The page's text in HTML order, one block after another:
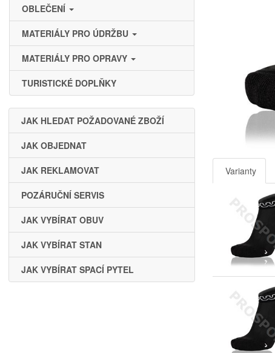
OBLEČENÍ
MATERIÁLY PRO ÚDRŽBU
MATERIÁLY PRO OPRAVY
TURISTICKÉ DOPLŇKY
JAK HLEDAT POŽADOVANÉ ZBOŽÍ
JAK OBJEDNAT
JAK REKLAMOVAT
POZÁRUČNÍ SERVIS
JAK VYBÍRAT OBUV
JAK VYBÍRAT STAN
JAK VYBÍRAT SPACÍ PYTEL
Varianty